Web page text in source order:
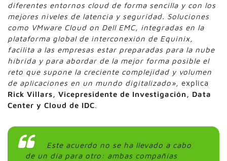
diferentes entornos cloud de forma sencilla y con los
mejores niveles de latencia y seguridad. Soluciones
como VMware Cloud on Dell EMC, integradas en la
plataforma global de interconexión de Equinix,
facilita a las empresas estar preparadas para la nube
híbrida y para abordar de la mejor forma posible el
reto que supone la creciente complejidad y volumen
de aplicaciones en un mundo digitalizado», explica
Rick Villars, Vicepresidente de Investigación, Data
Center y Cloud de IDC
Este acuerdo no se ha llevado a cabo
de un día para otro: ambas compañías